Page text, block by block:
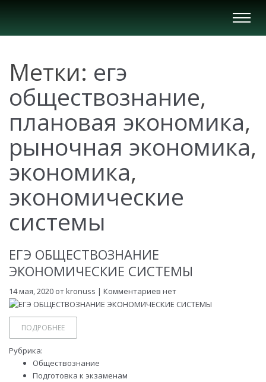
Вкл/
Выкл
Метки: егэ
обществознание,
плановая экономика,
рыночная экономика,
экономика,
экономические
системы
ЕГЭ ОБЩЕСТВОЗНАНИЕ
ЭКОНОМИЧЕСКИЕ СИСТЕМЫ
14 мая, 2020 отkronuss | Комментариев нет
ПОДРОБНЕЕ
Рубрика:
Обществознание
Подготовка к экзаменам